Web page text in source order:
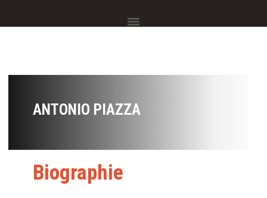
ANTONIO PIAZZA
Biographie